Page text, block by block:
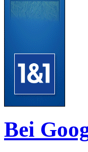
Bei